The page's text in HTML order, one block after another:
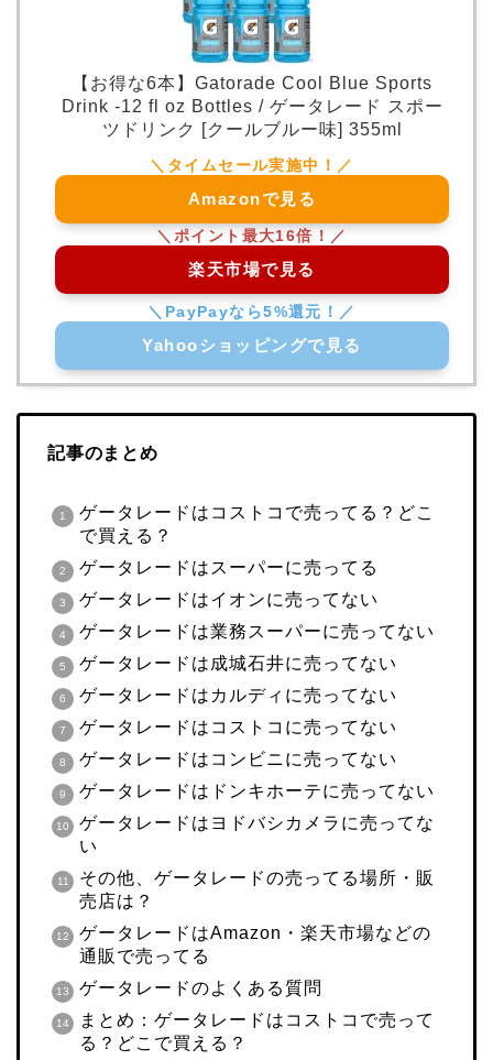
【お得な6本】Gatorade Cool Blue Sports
Drink -12 fl oz Bottles / ゲータレード スポー
ツドリンク [クールブルー味] 355ml
Amazonで見る
楽天市場で見る
Yahooショッピングで見る
記事のまとめ
ゲータレードはコストコで売ってる？どこ
で買える？
ゲータレードはスーパーに売ってる
ゲータレードはイオンに売ってない
ゲータレードは業務スーパーに売ってない
ゲータレードは成城石井に売ってない
ゲータレードはカルディに売ってない
ゲータレードはコストコに売ってない
ゲータレードはコンビニに売ってない
ゲータレードはドンキホーテに売ってない
ゲータレードはヨドバシカメラに売ってな
い
その他、ゲータレードの売ってる場所・販
売店は？
ゲータレードはAmazon・楽天市場などの
通販で売ってる
ゲータレードのよくある質問
まとめ：ゲータレードはコストコで売って
る？どこで買える？